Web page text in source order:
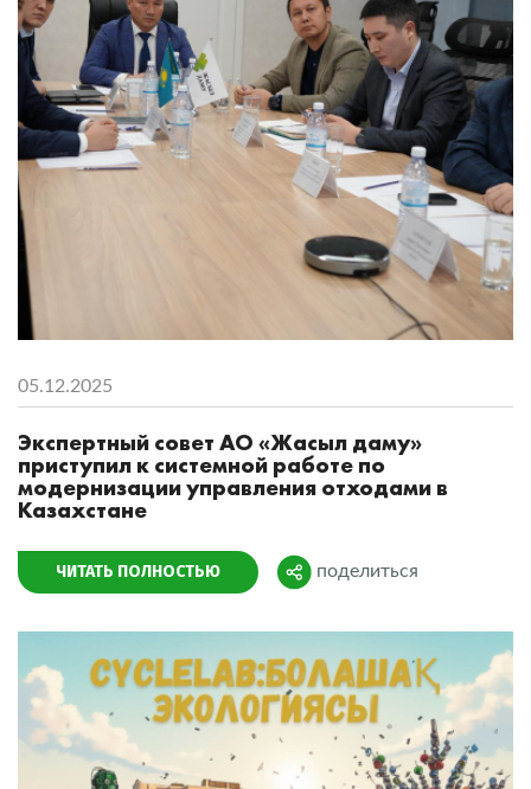
05.12.2025
Экспертный совет АО «Жасыл даму»
приступил к системной работе по
модернизации управления отходами в
Казахстане
ЧИТАТЬ ПОЛНОСТЬЮ Поделиться
поделиться